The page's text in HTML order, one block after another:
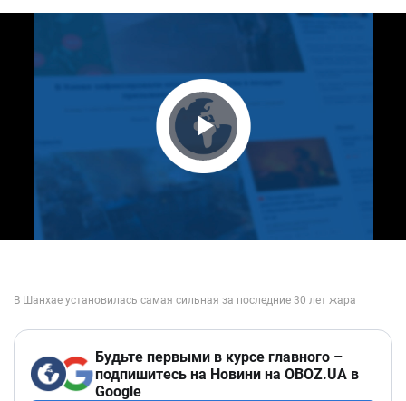
Play Video
Будьте первыми в курсе главного –
подпишитесь на Новини на OBOZ.UA в
Google